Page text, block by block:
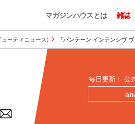
マガジンハウスとは 雑誌
ーティニュース) 『パンテーン インテンシヴ
毎日更新！ 公